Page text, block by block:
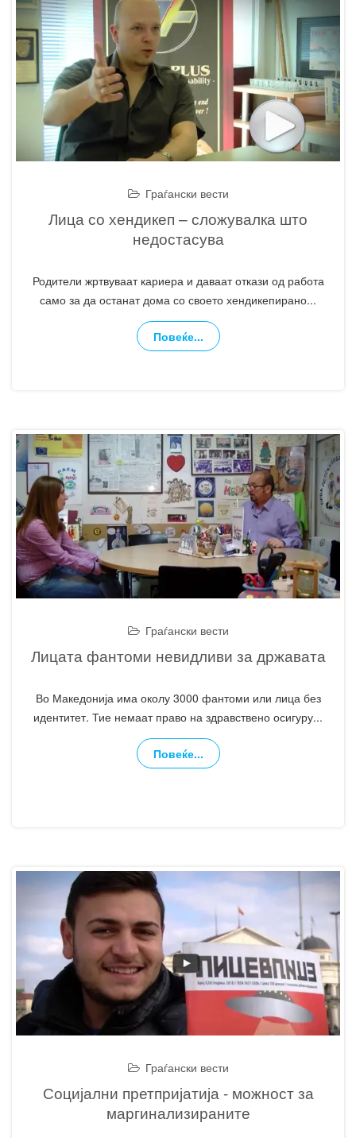
Граѓански вести
Лица со хендикеп – сложувалка што
недостасува
Родители жртвуваат кариера и даваат откази од работа
само за да останат дома со своето хендикепирано...
Повеќе...
Граѓански вести
Лицата фантоми невидливи за државата
Во Македонија има околу 3000 фантоми или лица без
идентитет. Тие немаат право на здравствено осигуру...
Повеќе...
Граѓански вести
Социјални претпријатија - можност за
маргинализираните